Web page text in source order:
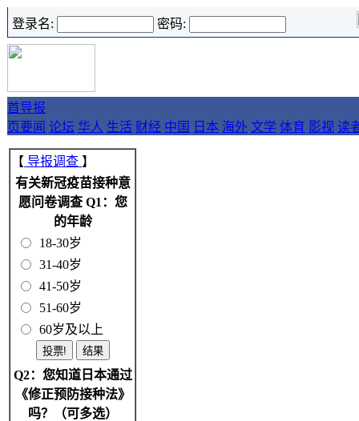
登录名: 密码:
首
页
导报
要闻 论坛 华人 生活 财经 中国 日本 海外 文学 体育 影视 读
【 导报调查 】
有关新冠疫苗接种意
愿问卷调查 Q1：您
的年龄
18-30岁
31-40岁
41-50岁
51-60岁
60岁及以上
Q2：您知道日本通过
《修正预防接种法》
吗？（可多选）